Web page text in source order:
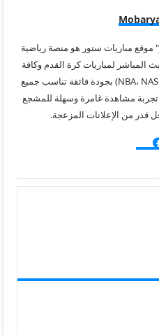
مباريات ستور هو منصة رياضية
لمباريات كرة القدم وكافة
الأحداث الرياضية الكبرى (NBA، NASCAR، NFL) بجودة فائقة تناسب جميع
مشاهدة غامرة وسهلة للمشجع
قدر من الإعلانات المزعجة.